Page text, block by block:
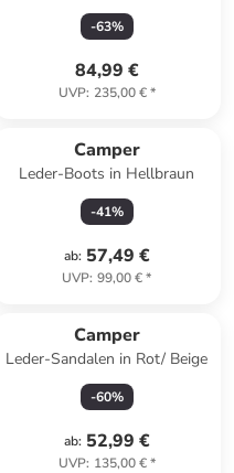
-63%
84,99 €
UVP: 235,00 €*
Camper
Leder-Boots in Hellbraun
-41%
ab: 57,49 €
UVP: 99,00 €*
Camper
Leder-Sandalen in Rot/ Beige
-60%
ab: 52,99 €
UVP: 135,00 €*